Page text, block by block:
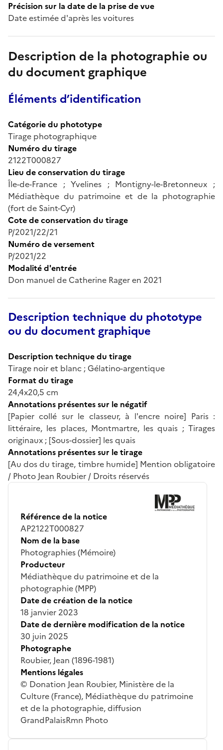
Précision sur la date de la prise de vue
Date estimée d'après les voitures
Description de la photographie ou
du document graphique
Éléments d’identification
Catégorie du phototype
Tirage photographique
Numéro du tirage
2122T000827
Lieu de conservation du tirage
Île-de-France ; Yvelines ; Montigny-le-Bretonneux ;
Médiathèque du patrimoine et de la photographie
(fort de Saint-Cyr)
Cote de conservation du tirage
P/2021/22/21
Numéro de versement
P/2021/22
Modalité d'entrée
Don manuel de Catherine Rager en 2021
Description technique du phototype
ou du document graphique
Description technique du tirage
Tirage noir et blanc ; Gélatino-argentique
Format du tirage
24,4x20,5 cm
Annotations présentes sur le négatif
[Papier collé sur le classeur, à l'encre noire] Paris :
littéraire, les places, Montmartre, les quais ; Tirages
originaux ; [Sous-dossier] les quais
Annotations présentes sur le tirage
[Au dos du tirage, timbre humide] Mention obligatoire
/ Photo Jean Roubier / Droits réservés
Référence de la notice
AP2122T000827
Nom de la base
Photographies (Mémoire)
Producteur
Médiathèque du patrimoine et de la
photographie (MPP)
Date de création de la notice
18 janvier 2023
Date de dernière modification de la notice
30 juin 2025
Photographe
Roubier, Jean (1896-1981)
Mentions légales
© Donation Jean Roubier, Ministère de la
Culture (France), Médiathèque du patrimoine
et de la photographie, diffusion
GrandPalaisRmn Photo